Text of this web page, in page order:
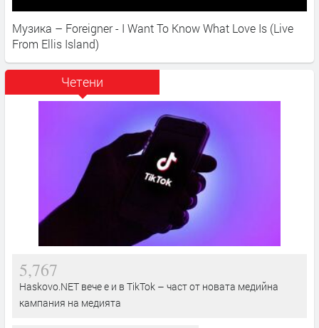
Музика – Foreigner - I Want To Know What Love Is (Live
From Ellis Island)
Четени
5,767
Haskovo.NET вече е и в TikTok – част от новата медийна
кампания на медията